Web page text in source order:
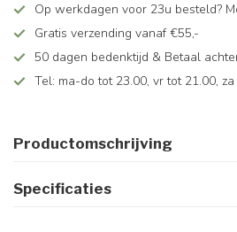
Op werkdagen voor 23u besteld?
Gratis verzending vanaf €55,-
50 dagen bedenktijd & Betaal
Tel: ma-do tot 23.00, vr tot 21.00,
Productomschrijving
Specificaties